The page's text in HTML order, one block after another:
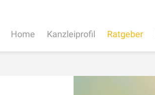
Home Kanzleiprofil Ratgeber